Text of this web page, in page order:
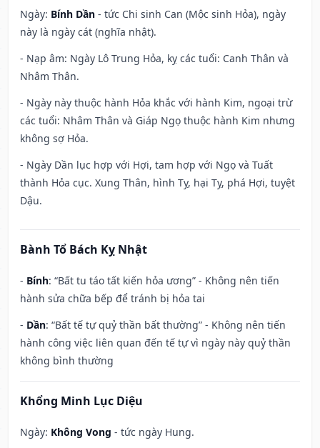
Ngày: Bính Dần - tức Chi sinh Can (Mộc sinh Hỏa), ngày
này là ngày cát (nghĩa nhật).
- Nạp âm: Ngày Lô Trung Hỏa, kỵ các tuổi: Canh Thân và
Nhâm Thân.
- Ngày này thuộc hành Hỏa khắc với hành Kim, ngoại trừ
các tuổi: Nhâm Thân và Giáp Ngọ thuộc hành Kim nhưng
không sợ Hỏa.
- Ngày Dần lục hợp với Hợi, tam hợp với Ngọ và Tuất
thành Hỏa cục. Xung Thân, hình Tỵ, hại Tỵ, phá Hợi, tuyệt
Dậu.
Bành Tổ Bách Kỵ Nhật
- Bính: “Bất tu táo tất kiến hỏa ương” - Không nên tiến
hành sửa chữa bếp để tránh bị hỏa tai
- Dần: “Bất tế tự quỷ thần bất thường” - Không nên tiến
hành công việc liên quan đến tế tự vì ngày này quỷ thần
không bình thường
Khổng Minh Lục Diệu
Ngày: Không Vong - tức ngày Hung.